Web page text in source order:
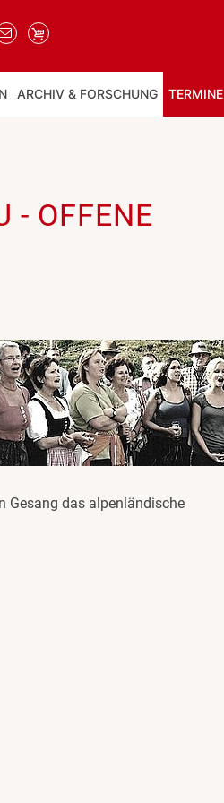
ARCHIV & FORSCHUNG TERMINE
- OFFENE
Gesang das alpenländische